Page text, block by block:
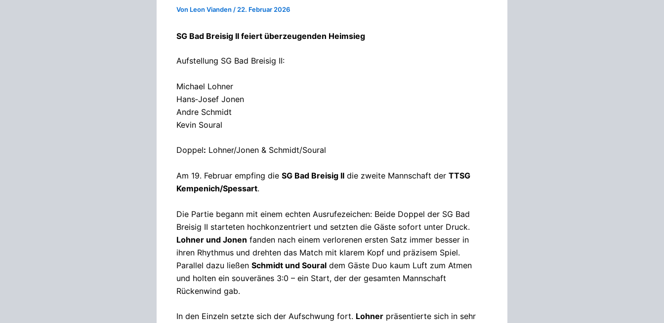
Von Leon Vianden / 22. Februar 2026
SG Bad Breisig II feiert überzeugenden Heimsieg
Aufstellung SG Bad Breisig II:
Michael Lohner
Hans‑Josef Jonen
Andre Schmidt
Kevin Soural
Doppel: Lohner/Jonen & Schmidt/Soural
Am 19. Februar empfing die SG Bad Breisig II die zweite Mannschaft der TTSG
Kempenich/Spessart.
Die Partie begann mit einem echten Ausrufezeichen: Beide Doppel der SG Bad
Breisig II starteten hochkonzentriert und setzten die Gäste sofort unter Druck.
Lohner und Jonen fanden nach einem verlorenen ersten Satz immer besser in
ihren Rhythmus und drehten das Match mit klarem Kopf und präzisem Spiel.
Parallel dazu ließen Schmidt und Soural dem Gäste Duo kaum Luft zum Atmen
und holten ein souveränes 3:0 – ein Start, der der gesamten Mannschaft
Rückenwind gab.
In den Einzeln setzte sich der Aufschwung fort. Lohner präsentierte sich in sehr